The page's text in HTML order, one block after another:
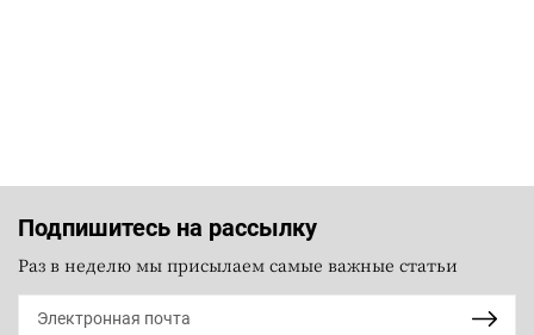
Подпишитесь на рассылку
Раз в неделю мы присылаем самые важные статьи